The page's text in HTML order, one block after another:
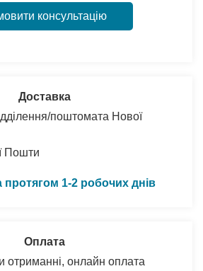
консультацію
Доставка
поштомата Нової
Пошти
протягом 1-2 робочих днів
Оплата
отриманні, онлайн оплата